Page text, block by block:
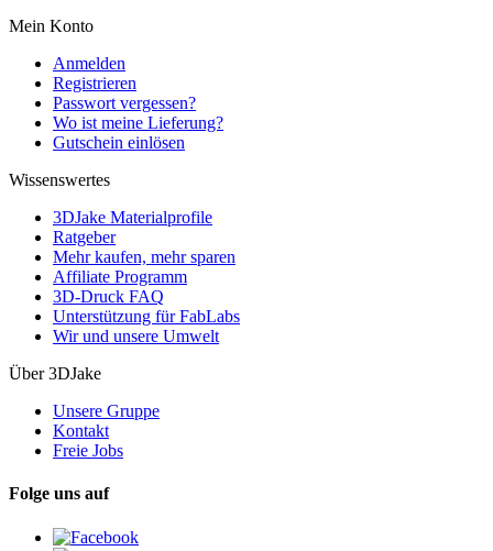
Mein Konto
Anmelden
Registrieren
Passwort vergessen?
Wo ist meine Lieferung?
Gutschein einlösen
Wissenswertes
3DJake Materialprofile
Ratgeber
Mehr kaufen, mehr sparen
Affiliate Programm
3D-Druck FAQ
Unterstützung für FabLabs
Wir und unsere Umwelt
Über 3DJake
Unsere Gruppe
Kontakt
Freie Jobs
Folge uns auf